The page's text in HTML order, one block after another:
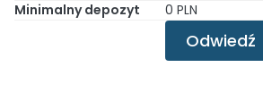
Minimalny depozyt
0 PLN
Odwiedź